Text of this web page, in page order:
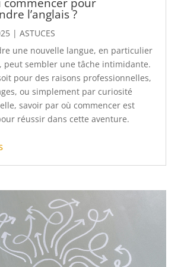
|ASTUCES
une nouvelle langue, en particulier
pour des raisons professionnelles,
ou simplement par curiosité
savoir par où commencer est
réussir dans cette aventure.